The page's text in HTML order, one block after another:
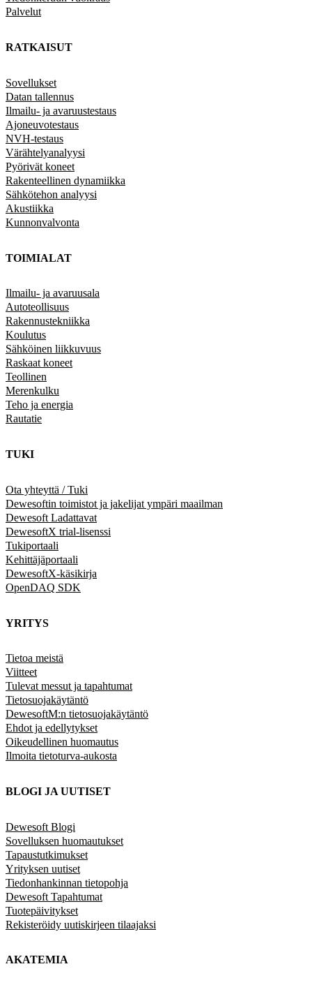
Palvelut
RATKAISUT
Sovellukset
Datan tallennus
Ilmailu- ja avaruustestaus
Ajoneuvotestaus
NVH-testaus
Värähtelyanalyysi
Pyörivät koneet
Rakenteellinen dynamiikka
Sähkötehon analyysi
Akustiikka
Kunnonvalvonta
TOIMIALAT
Ilmailu- ja avaruusala
Autoteollisuus
Rakennustekniikka
Koulutus
Sähköinen liikkuvuus
Raskaat koneet
Teollinen
Merenkulku
Teho ja energia
Rautatie
TUKI
Ota yhteyttä / Tuki
Dewesoftin toimistot ja jakelijat ympäri maailman
Dewesoft Ladattavat
DewesoftX trial-lisenssi
Tukiportaali
Kehittäjäportaali
DewesoftX-käsikirja
OpenDAQ SDK
YRITYS
Tietoa meistä
Viitteet
Tulevat messut ja tapahtumat
Tietosuojakäytäntö
DewesoftM:n tietosuojakäytäntö
Ehdot ja edellytykset
Oikeudellinen huomautus
Ilmoita tietoturva-aukosta
BLOGI JA UUTISET
Dewesoft Blogi
Sovelluksen huomautukset
Tapaustutkimukset
Yrityksen uutiset
Tiedonhankinnan tietopohja
Dewesoft Tapahtumat
Tuotepäivitykset
Rekisteröidy uutiskirjeen tilaajaksi
AKATEMIA